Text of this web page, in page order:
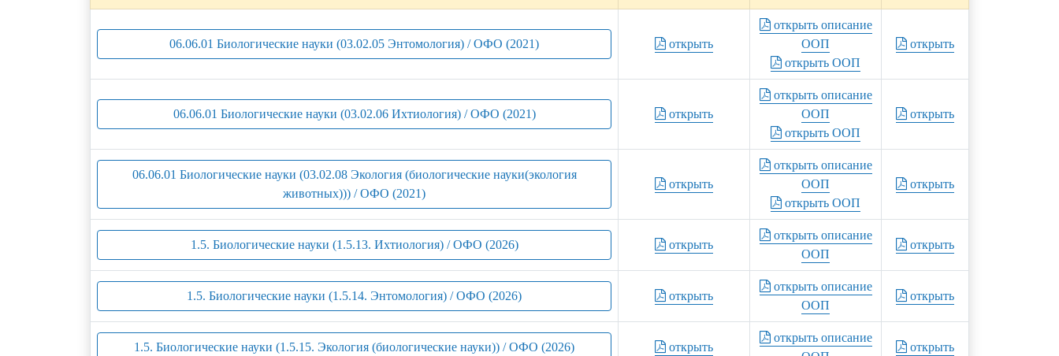
06.06.01 Биологические науки (03.02.05 Энтомология) / ОФО (2021) открыть
открыть описание
ООП
открыть ООП
открыть
06.06.01 Биологические науки (03.02.06 Ихтиология) / ОФО (2021) открыть
открыть описание
ООП
открыть ООП
открыть
06.06.01 Биологические науки (03.02.08 Экология (биологические науки(экология
животных))) / ОФО (2021)
открыть
открыть описание
ООП
открыть ООП
открыть
1.5. Биологические науки (1.5.13. Ихтиология) / ОФО (2026) открыть
открыть описание
ООП
открыть
1.5. Биологические науки (1.5.14. Энтомология) / ОФО (2026) открыть
открыть описание
ООП
открыть
1.5. Биологические науки (1.5.15. Экология (биологические науки)) / ОФО (2026) открыть
открыть описание
открыть